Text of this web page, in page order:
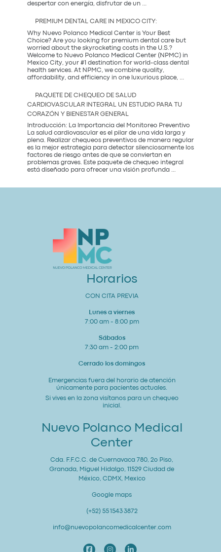
despertar con energía, disfrutar de un ...
una
Party?
Descubre
la
tendencia
más
saludable
del
PREMIUM DENTAL CARE IN MEXICO CITY:
Why Nuevo Polanco Medical Center is Your Best
Choice? Are you looking for premium dental care but
worried about the skyrocketing costs in the U.S.?
Welcome to Nuevo Polanco Medical Center (NPMC) in
Mexico City, your #1 destination for world-class dental
health services. At NPMC, we combine quality,
affordability, and efficiency in one luxurious place,
PAQUETE DE CHEQUEO DE SALUD
CARDIOVASCULAR INTEGRAL UN ESTUDIO PARA TU
CORAZÓN Y BIENESTAR GENERAL
Introducción: La Importancia del Monitoreo Preventivo
La salud cardiovascular es el pilar de una vida larga y
plena. Realizar chequeos preventivos de manera regular
es la mejor estrategia para detectar silenciosamente los
factores de riesgo antes de que se conviertan en
problemas graves. Este paquete de chequeo integral
está diseñado para ofrecer una visión profunda ...
Horarios
CON CITA PREVIA
Lunes a viernes
7:00 am - 8:00 pm
Sábados
7:30 am - 2:00 pm
Cerrado los domingos
Emergencias fuera del horario de atención
únicamente para pacientes actuales.
Si vives en la zona visítanos para un chequeo
inicial.
Nuevo Polanco Medical
Center
Cda. F.F.C.C. de Cuernavaca 780, 2o Piso,
Granada, Miguel Hidalgo, 11529 Ciudad de
México, CDMX, Mexico
Google maps
(+52) 55 1543 3872
info@nuevopolancomedicalcenter.com